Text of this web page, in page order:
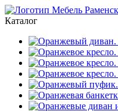
Каталог